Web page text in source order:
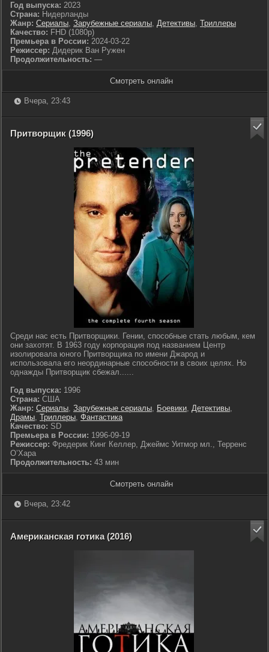
Год выпуска: 2023
Страна: Нидерланды
Жанр: Сериалы, Зарубежные сериалы, Детективы, Триллеры
Качество: FHD (1080p)
Премьера в России: 2024-03-22
Режиссер: Дидерик Ван Ружен
Продолжительность: —
Смотреть онлайн
Вчера, 23:43
Притворщик (1996)
Среди нас есть Притворщики. Гении, способные стать любым, кем
они захотят. В 1963 году корпорация под названием Центр
изолировала юного Притворщика по имени Джарод и
использовала его неординарные способности в своих целях. Но
однажды Притворщик сбежал......
Год выпуска: 1996
Страна: США
Жанр: Сериалы, Зарубежные сериалы, Боевики, Детективы,
Драмы, Триллеры, Фантастика
Качество: SD
Премьера в России: 1996-09-19
Режиссер: Фредерик Кинг Келлер, Джеймс Уитмор мл., Терренс
О’Хара
Продолжительность: 43 мин
Смотреть онлайн
Вчера, 23:42
Американская готика (2016)